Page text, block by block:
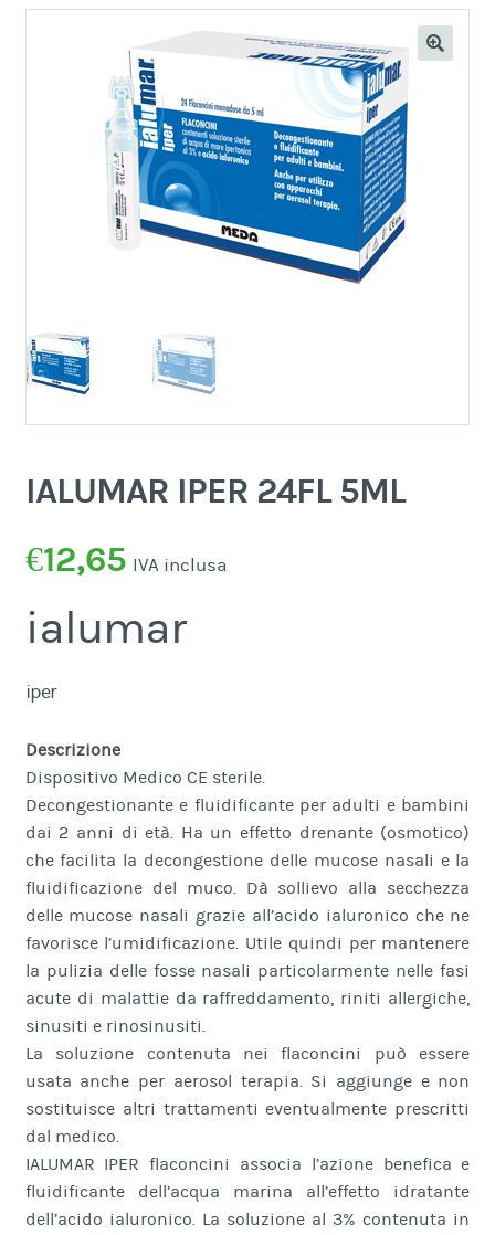
IALUMAR IPER 24FL 5ML
€12,65 IVA inclusa
ialumar
iper
Descrizione
Dispositivo Medico CE sterile.
Decongestionante e fluidificante per adulti e bambini
dai 2 anni di età. Ha un effetto drenante (osmotico)
che facilita la decongestione delle mucose nasali e la
fluidificazione del muco. Dà sollievo alla secchezza
delle mucose nasali grazie all’acido ialuronico che ne
favorisce l’umidificazione. Utile quindi per mantenere
la pulizia delle fosse nasali particolarmente nelle fasi
acute di malattie da raffreddamento, riniti allergiche,
sinusiti e rinosinusiti.
La soluzione contenuta nei flaconcini può essere
usata anche per aerosol terapia. Si aggiunge e non
sostituisce altri trattamenti eventualmente prescritti
dal medico.
IALUMAR IPER flaconcini associa l’azione benefica e
fluidificante dell’acqua marina all’effetto idratante
dell’acido ialuronico. La soluzione al 3% contenuta in